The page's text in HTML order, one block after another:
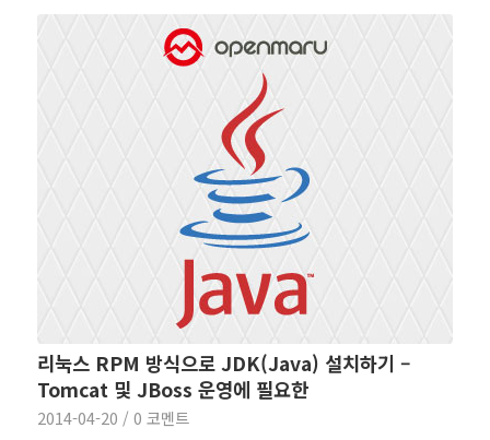
리눅스 RPM 방식으로 JDK(Java) 설치하기 –
Tomcat 및 JBoss 운영에 필요한
2014-04-20 / 0 코멘트